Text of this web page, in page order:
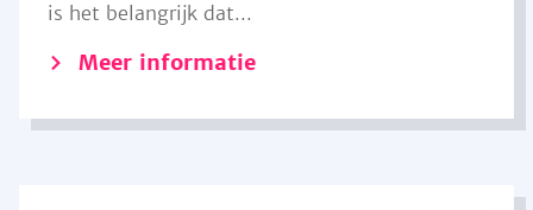
is het belangrijk dat...
Meer informatie